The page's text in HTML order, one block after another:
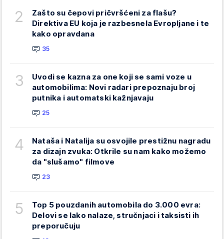
2
Zašto su čepovi pričvršćeni za flašu?
Direktiva EU koja je razbesnela Evropljane i te
kako opravdana
35
3
Uvodi se kazna za one koji se sami voze u
automobilima: Novi radari prepoznaju broj
putnika i automatski kažnjavaju
25
4
Nataša i Natalija su osvojile prestižnu nagradu
za dizajn zvuka: Otkrile su nam kako možemo
da "slušamo" filmove
23
5
Top 5 pouzdanih automobila do 3.000 evra:
Delovi se lako nalaze, stručnjaci i taksisti ih
preporučuju